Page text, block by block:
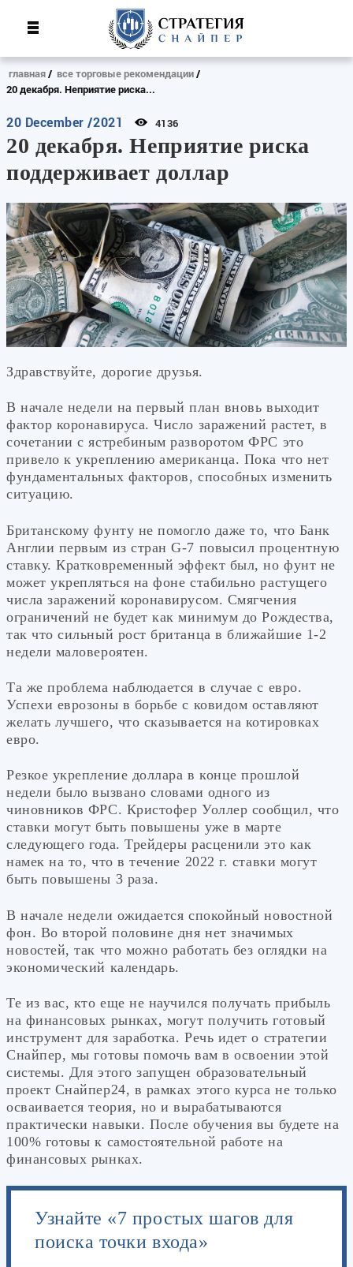
главная
все торговые рекомендации
20 декабря. Неприятие риска...
20 December /2021 4136
20 декабря. Неприятие риска
поддерживает доллар
Здравствуйте, дорогие друзья.
В начале недели на первый план вновь выходит
фактор коронавируса. Число заражений растет, в
сочетании с ястребиным разворотом ФРС это
привело к укреплению американца. Пока что нет
фундаментальных факторов, способных изменить
ситуацию.
Британскому фунту не помогло даже то, что Банк
Англии первым из стран G-7 повысил процентную
ставку. Кратковременный эффект был, но фунт не
может укрепляться на фоне стабильно растущего
числа заражений коронавирусом. Смягчения
ограничений не будет как минимум до Рождества,
так что сильный рост британца в ближайшие 1-2
недели маловероятен.
Та же проблема наблюдается в случае с евро.
Успехи еврозоны в борьбе с ковидом оставляют
желать лучшего, что сказывается на котировках
евро.
Резкое укрепление доллара в конце прошлой
недели было вызвано словами одного из
чиновников ФРС. Кристофер Уоллер сообщил, что
ставки могут быть повышены уже в марте
следующего года. Трейдеры расценили это как
намек на то, что в течение 2022 г. ставки могут
быть повышены 3 раза.
В начале недели ожидается спокойный новостной
фон. Во второй половине дня нет значимых
новостей, так что можно работать без оглядки на
экономический календарь.
Те из вас, кто еще не научился получать прибыль
на финансовых рынках, могут получить готовый
инструмент для заработка. Речь идет о стратегии
Снайпер, мы готовы помочь вам в освоении этой
системы. Для этого запущен образовательный
проект Снайпер24, в рамках этого курса не только
осваивается теория, но и вырабатываются
практически навыки. После обучения вы будете на
100% готовы к самостоятельной работе на
финансовых рынках.
Узнайте «7 простых шагов для
поиска точки входа»